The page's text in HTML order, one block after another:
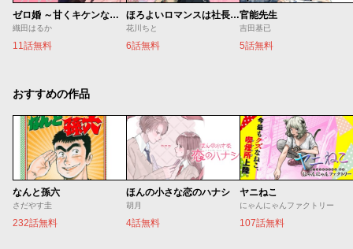
ゼロ婚 ～甘くキケンな極秘任務～
織田はるか
11話無料
ほろよいロマンスは社長室で
花川ちと
6話無料
官能先生
吉田基已
5話無料
おすすめの作品
なんと孫六
さだやす圭
232話無料
ほんの小さな恋のハナシ
胡月
4話無料
ヤニねこ
にゃんにゃんファクトリー
107話無料